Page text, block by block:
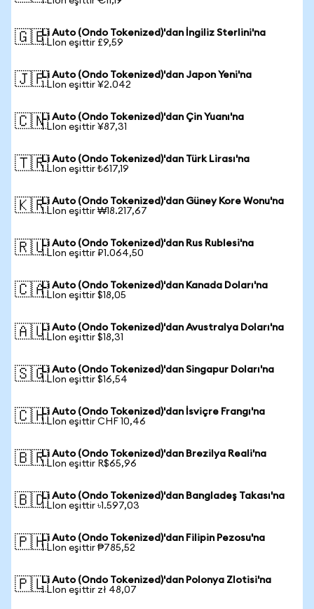
🇬🇧Li Auto (Ondo Tokenized)'dan İngiliz Sterlini'na
1 LIon eşittir £9,59
🇯🇵Li Auto (Ondo Tokenized)'dan Japon Yeni'na
1 LIon eşittir ¥2.042
🇨🇳Li Auto (Ondo Tokenized)'dan Çin Yuanı'na
1 LIon eşittir ¥87,31
🇹🇷Li Auto (Ondo Tokenized)'dan Türk Lirası'na
1 LIon eşittir ₺617,19
🇰🇷Li Auto (Ondo Tokenized)'dan Güney Kore Wonu'na
1 LIon eşittir ₩18.217,67
🇷🇺Li Auto (Ondo Tokenized)'dan Rus Rublesi'na
1 LIon eşittir ₽1.064,50
🇨🇦Li Auto (Ondo Tokenized)'dan Kanada Doları'na
1 LIon eşittir $18,05
🇦🇺Li Auto (Ondo Tokenized)'dan Avustralya Doları'na
1 LIon eşittir $18,31
🇸🇬Li Auto (Ondo Tokenized)'dan Singapur Doları'na
1 LIon eşittir $16,54
🇨🇭Li Auto (Ondo Tokenized)'dan İsviçre Frangı'na
1 LIon eşittir CHF 10,46
🇧🇷Li Auto (Ondo Tokenized)'dan Brezilya Reali'na
1 LIon eşittir R$65,96
🇧🇩Li Auto (Ondo Tokenized)'dan Bangladeş Takası'na
1 LIon eşittir ৳1.597,03
🇵🇭Li Auto (Ondo Tokenized)'dan Filipin Pezosu'na
1 LIon eşittir ₱785,52
🇵🇱Li Auto (Ondo Tokenized)'dan Polonya Zlotisi'na
1 LIon eşittir zł 48,07